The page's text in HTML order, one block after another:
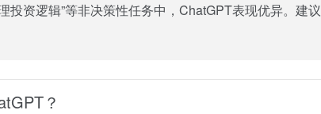
投资逻辑”等非决策性任务中，ChatGPT表现优异。建
？